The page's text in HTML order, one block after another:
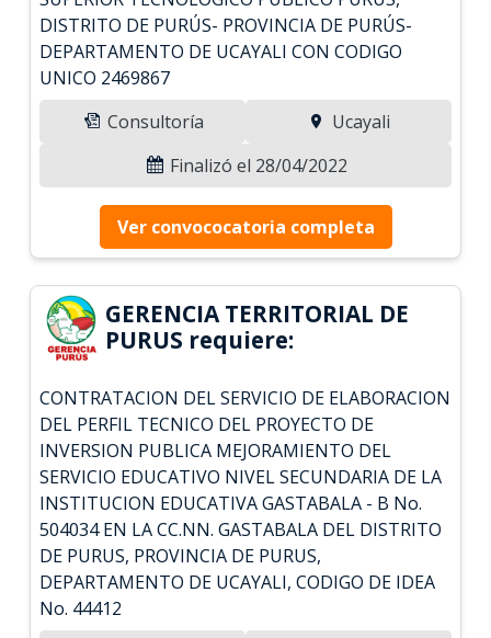
DISTRITO DE PURÚS- PROVINCIA DE PURÚS-
DEPARTAMENTO DE UCAYALI CON CODIGO
UNICO 2469867
Consultoría
Ucayali
Finalizó el 28/04/2022
Ver convococatoria completa
GERENCIA TERRITORIAL DE
PURUS requiere:
CONTRATACION DEL SERVICIO DE ELABORACION
DEL PERFIL TECNICO DEL PROYECTO DE
INVERSION PUBLICA MEJORAMIENTO DEL
SERVICIO EDUCATIVO NIVEL SECUNDARIA DE LA
INSTITUCION EDUCATIVA GASTABALA - B No.
504034 EN LA CC.NN. GASTABALA DEL DISTRITO
DE PURUS, PROVINCIA DE PURUS,
DEPARTAMENTO DE UCAYALI, CODIGO DE IDEA
No. 44412